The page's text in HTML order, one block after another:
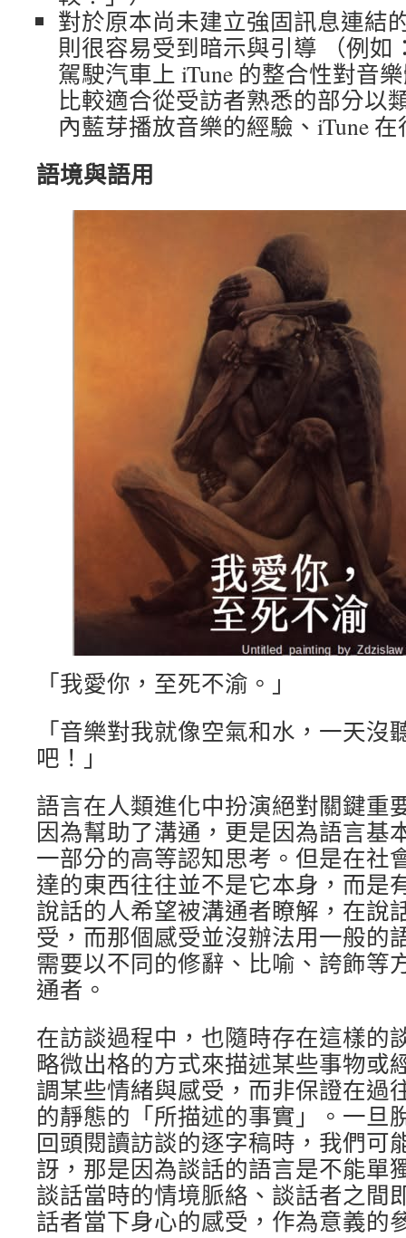
對於原本尚未建立強固訊息連結
則很容易受到暗示與引導 （例如
駕駛汽車上 iTune 的整合性對音
比較適合從受訪者熟悉的部分以
內藍芽播放音樂的經驗、iTune
語境與語用
「我愛你，至死不渝。」
「音樂對我就像空氣和水，一天沒
吧！」
語言在人類進化中扮演絕對關鍵重
因為幫助了溝通，更是因為語言基
一部分的高等認知思考。但是在社
達的東西往往並不是它本身，而是
說話的人希望被溝通者瞭解，在說
受，而那個感受並沒辦法用一般的
需要以不同的修辭、比喻、誇飾等
通者。
在訪談過程中，也隨時存在這樣的
略微出格的方式來描述某些事物或
調某些情緒與感受，而非保證在過
的靜態的「所描述的事實」。一旦
回頭閱讀訪談的逐字稿時，我們可
訝，那是因為談話的語言是不能單
談話當時的情境脈絡、談話者之間
話者當下身心的感受，作為意義的